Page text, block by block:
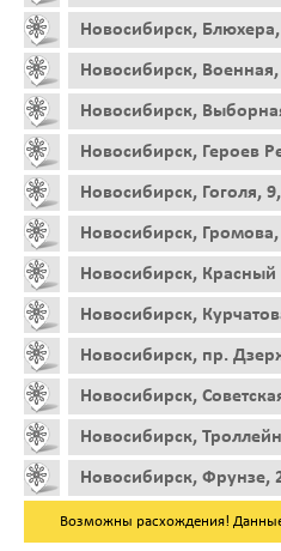
Новосибирск,
Новосибирск,
Новосибирск,
Новосибирск, Героев
Новосибирск, Гоголя,
Новосибирск,
Новосибирск, Красный
Новосибирск,
Новосибирск, пр.
Новосибирск,
Новосибирск,
Новосибирск,
Возможны расхождения! Данные